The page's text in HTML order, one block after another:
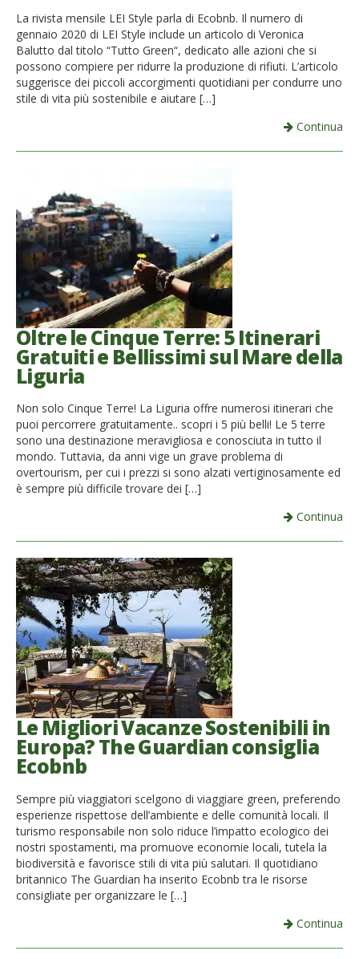
La rivista mensile LEI Style parla di Ecobnb. Il numero di
gennaio 2020 di LEI Style include un articolo di Veronica
Balutto dal titolo “Tutto Green“, dedicato alle azioni che si
possono compiere per ridurre la produzione di rifiuti. L’articolo
suggerisce dei piccoli accorgimenti quotidiani per condurre uno
stile di vita più sostenibile e aiutare […]
Continua
Oltre le Cinque Terre: 5 Itinerari
Gratuiti e Bellissimi sul Mare della
Liguria
Non solo Cinque Terre! La Liguria offre numerosi itinerari che
puoi percorrere gratuitamente.. scopri i 5 più belli! Le 5 terre
sono una destinazione meravigliosa e conosciuta in tutto il
mondo. Tuttavia, da anni vige un grave problema di
overtourism, per cui i prezzi si sono alzati vertiginosamente ed
è sempre più difficile trovare dei […]
Continua
Le Migliori Vacanze Sostenibili in
Europa? The Guardian consiglia
Ecobnb
Sempre più viaggiatori scelgono di viaggiare green, preferendo
esperienze rispettose dell’ambiente e delle comunità locali. Il
turismo responsabile non solo riduce l’impatto ecologico dei
nostri spostamenti, ma promuove economie locali, tutela la
biodiversità e favorisce stili di vita più salutari. Il quotidiano
britannico The Guardian ha inserito Ecobnb tra le risorse
consigliate per organizzare le […]
Continua